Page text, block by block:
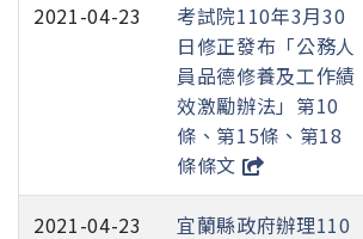
2021-04-23
考試院110年3月30
日修正發布「公務人
員品德修養及工作績
效激勵辦法」第10
條、第15條、第18
條條文
2021-04-23 宜蘭縣政府辦理110